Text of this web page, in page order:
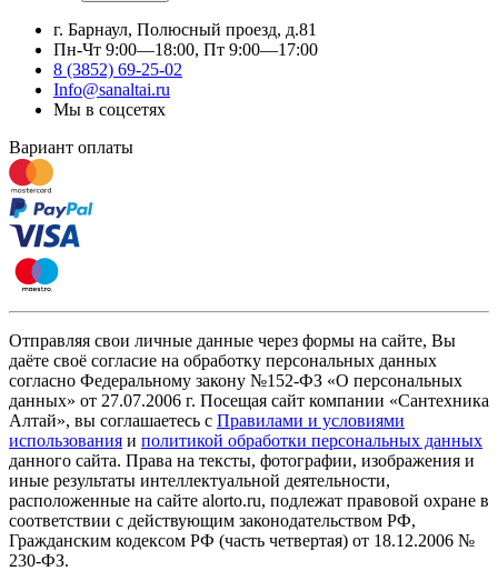
г. Барнаул, Полюсный проезд, д.81
Пн-Чт 9:00—18:00, Пт 9:00—17:00
8 (3852) 69-25-02
Info@sanaltai.ru
Мы в соцсетях
Вариант оплаты
Отправляя свои личные данные через формы на сайте, Вы
даёте своё согласие на обработку персональных данных
согласно Федеральному закону №152-ФЗ «О персональных
данных» от 27.07.2006 г. Посещая сайт компании «Cантехника
Алтай», вы соглашаетесь с Правилами и условиями
использования и политикой обработки персональных данных
данного сайта. Права на тексты, фотографии, изображения и
иные результаты интеллектуальной деятельности,
расположенные на сайте alorto.ru, подлежат правовой охране в
соответствии с действующим законодательством РФ,
Гражданским кодексом РФ (часть четвертая) от 18.12.2006 №
230-ФЗ.